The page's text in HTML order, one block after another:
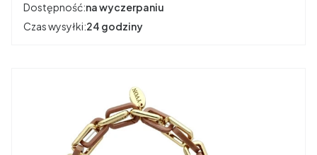
Dostępność:na wyczerpaniu
Czas wysyłki:24 godziny